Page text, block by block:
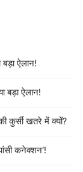
ऐलान!
बड़ा ऐलान!
कुर्सी खतरे में क्यों?
कनेक्शन’!